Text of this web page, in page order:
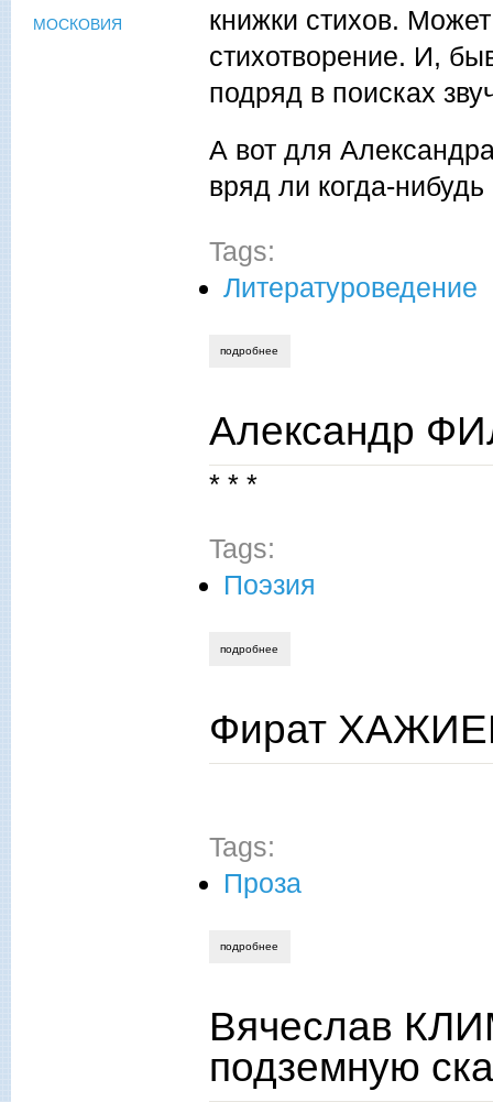
книжки стихов.
стихотворение. И,
подряд в поисках
А вот для
вряд ли когда-
Tags:
Литературоведение
подробнее
Александр
* * *
Tags:
Поэзия
подробнее
Фират
Tags:
Проза
подробнее
Вячеслав
подземную
МОСКОВИЯ